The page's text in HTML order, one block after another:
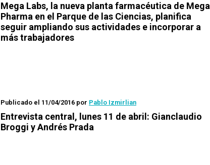
Mega Labs, la nueva planta farmacéutica de Mega
Pharma en el Parque de las Ciencias, planifica
seguir ampliando sus actividades e incorporar a
más trabajadores
Publicado el 11/04/2016 por Pablo Izmirlian
Entrevista central, lunes 11 de abril: Gianclaudio
Broggi y Andrés Prada